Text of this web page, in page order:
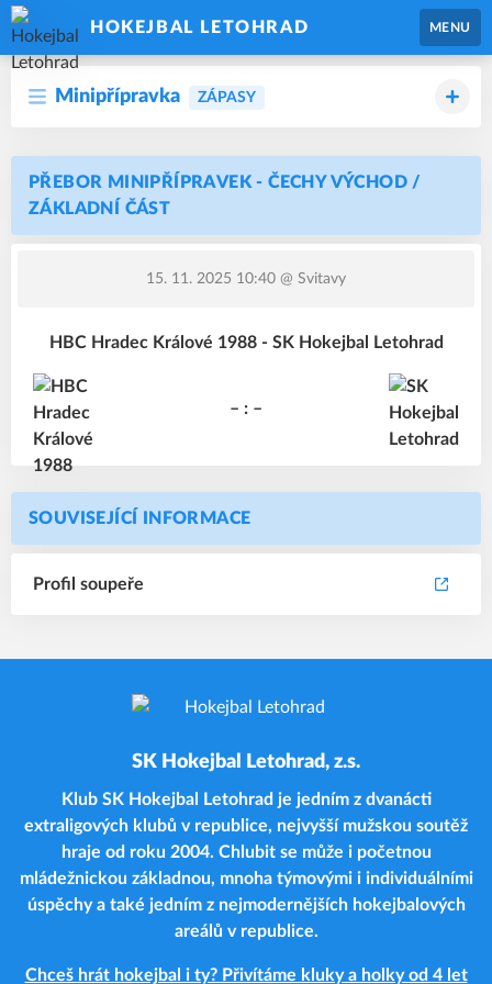
HOKEJBAL LETOHRAD MENU
Minipřípravka ZÁPASY
PŘEBOR MINIPŘÍPRAVEK - ČECHY VÝCHOD /
ZÁKLADNÍ ČÁST
15. 11. 2025 10:40 @ Svitavy
HBC Hradec Králové 1988 - SK Hokejbal Letohrad
– : –
SOUVISEJÍCÍ INFORMACE
Profil soupeře
SK Hokejbal Letohrad, z.s.
Klub SK Hokejbal Letohrad je jedním z dvanácti
extraligových klubů v republice, nejvyšší mužskou soutěž
hraje od roku 2004. Chlubit se může i početnou
mládežnickou základnou, mnoha týmovými i individuálními
úspěchy a také jedním z nejmodernějších hokejbalových
areálů v republice.
Chceš hrát hokejbal i ty? Přivítáme kluky a holky od 4 let